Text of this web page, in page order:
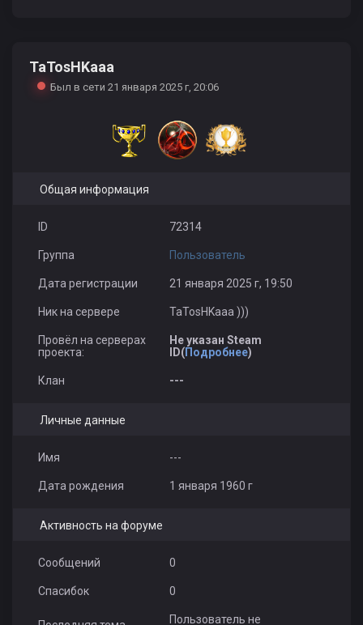
TaTosHKaaa
Был в сети 21 января 2025 г, 20:06
Общая информация
ID 72314
Группа Пользователь
Дата регистрации 21 января 2025 г, 19:50
Ник на сервере TaTosHKaaa )))
Провёл на серверах
проекта:
Не указан Steam
ID(Подробнее)
Клан ---
Личные данные
Имя ---
Дата рождения 1 января 1960 г
Активность на форуме
Сообщений 0
Спасибок 0
Пользователь не